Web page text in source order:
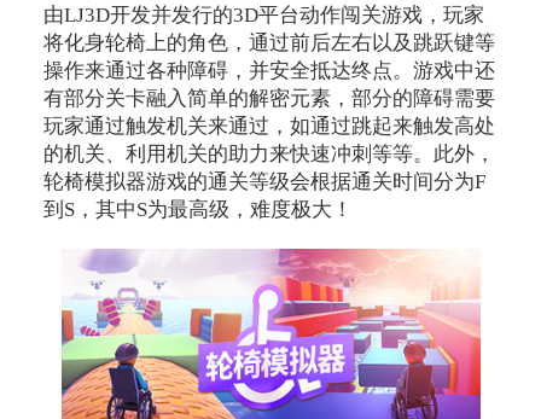
由LJ3D开发并发行的3D平台动作闯关游戏，玩家
将化身轮椅上的角色，通过前后左右以及跳跃键等
操作来通过各种障碍，并安全抵达终点。游戏中还
有部分关卡融入简单的解密元素，部分的障碍需要
玩家通过触发机关来通过，如通过跳起来触发高处
的机关、利用机关的助力来快速冲刺等等。此外，
轮椅模拟器游戏的通关等级会根据通关时间分为F
到S，其中S为最高级，难度极大！